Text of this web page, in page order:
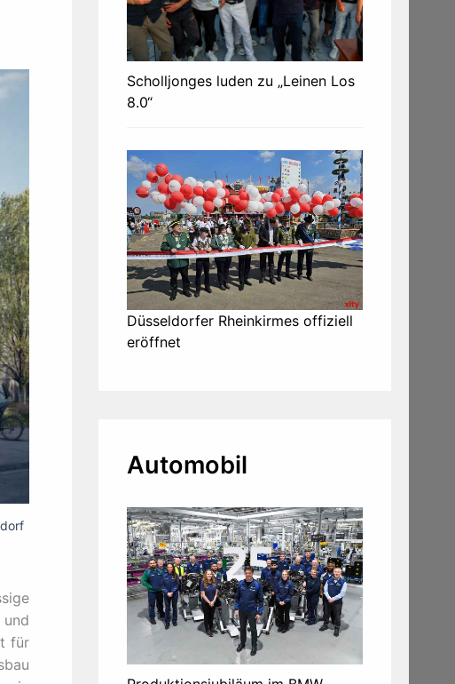
für
Scholljonges luden zu „Leinen Los
8.0“
Düsseldorfer Rheinkirmes offiziell
eröffnet
Automobil